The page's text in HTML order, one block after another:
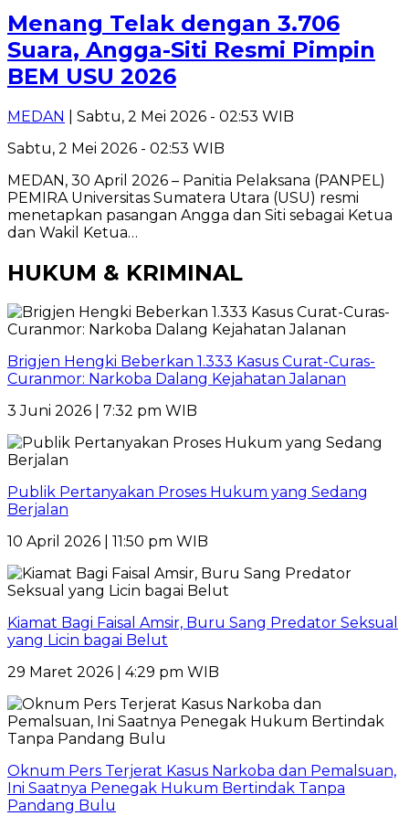
Menang Telak dengan 3.706
Suara, Angga-Siti Resmi Pimpin
BEM USU 2026
MEDAN
| Sabtu, 2 Mei 2026 - 02:53 WIB
Sabtu, 2 Mei 2026 - 02:53 WIB
MEDAN, 30 April 2026 – Panitia Pelaksana (PANPEL)
PEMIRA Universitas Sumatera Utara (USU) resmi
menetapkan pasangan Angga dan Siti sebagai Ketua
dan Wakil Ketua…
HUKUM & KRIMINAL
Brigjen Hengki Beberkan 1.333 Kasus Curat-Curas-
Curanmor: Narkoba Dalang Kejahatan Jalanan
3 Juni 2026 | 7:32 pm WIB
Publik Pertanyakan Proses Hukum yang Sedang
Berjalan
10 April 2026 | 11:50 pm WIB
Kiamat Bagi Faisal Amsir, Buru Sang Predator Seksual
yang Licin bagai Belut
29 Maret 2026 | 4:29 pm WIB
Oknum Pers Terjerat Kasus Narkoba dan Pemalsuan,
Ini Saatnya Penegak Hukum Bertindak Tanpa
Pandang Bulu